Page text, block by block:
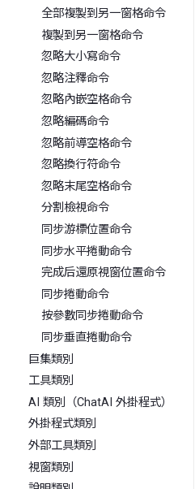
全部複製到另一窗格命令
複製到另一窗格命令
忽略大小寫命令
忽略注釋命令
忽略內嵌空格命令
忽略編碼命令
忽略前導空格命令
忽略換行符命令
忽略末尾空格命令
分割檢視命令
同步游標位置命令
同步水平捲動命令
完成后還原視窗位置命令
同步捲動命令
按參數同步捲動命令
同步垂直捲動命令
巨集類別
工具類別
AI 類別（ChatAI 外掛程式）
外掛程式類別
外部工具類別
視窗類別